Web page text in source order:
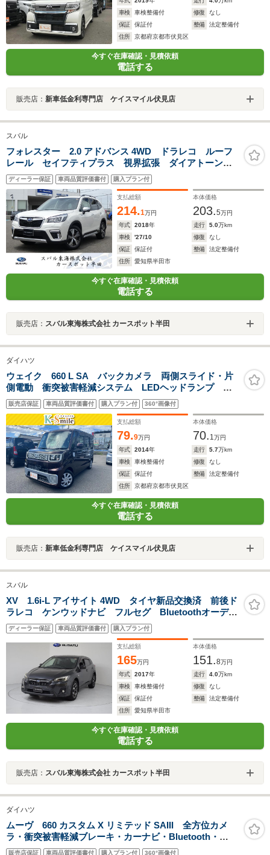
車検
車検整備付 修復
なし
保証
保証付 整備
法定整備付
住所
京都府京都市伏見区
今すぐ在庫確認・見積依頼
電話する
販売店： 新車低金利専門店 ケイスマイル伏見店
スバル
フォレスター 2.0 アドバンス 4WD ドラレコ ルーフ
レール セイフティプラス 視界拡張 ダイアトーンナ
ビ フルセグ Bluetoothオーディオ USB フロントカ
メラ サイドカメラ バックカメラ スマートリヤビュ
ーミラー ETC2.0
ディーラー保証 車両品質評価書付 購入プラン付
支払総額
214.1万円
本体価格
203.5万円
年式
2018年 走行 5.0万km
車検
'27/10 修復
なし
保証
保証付 整備
法定整備付
住所
愛知県半田市
今すぐ在庫確認・見積依頼
電話する
販売店： スバル東海株式会社 カースポット半田
ダイハツ
ウェイク 660 L SA バックカメラ 両側スライド・片
側電動 衝突被害軽減システム LEDヘッドランプ ス
マートキー アイドリングストップ 電動格納ミラー
ベンチシート CVT 盗難防止システム ABS CD
販売店保証 車両品質評価書付 購入プラン付 360°画像付
支払総額
79.9万円
本体価格
70. 1万円
年式
2014年 走行 5.7万km
車検
車検整備付 修復
なし
保証
保証付 整備
法定整備付
住所
京都府京都市伏見区
今すぐ在庫確認・見積依頼
電話する
販売店： 新車低金利専門店 ケイスマイル伏見店
スバル
XV 1.6i-L アイサイト 4WD タイヤ新品交換済 前後ド
ラレコ ケンウッドナビ フルセグ Bluetoothオーディ
オ USB バックカメラ ETC2.0 ハイビームアシス
ト リヤビークルディテクション LEDヘッドライト
ディーラー保証 車両品質評価書付 購入プラン付
支払総額
165万円
本体価格
151.8万円
年式
2017年 走行 4.0万km
車検
車検整備付 修復
なし
保証
保証付 整備
法定整備付
住所
愛知県半田市
今すぐ在庫確認・見積依頼
電話する
販売店： スバル東海株式会社 カースポット半田
ダイハツ
ムーヴ 660 カスタム X リミテッド SAIII 全方位カメ
ラ・衝突被害軽減ブレーキ・カーナビ・Bluetooth・
ETC・禁煙車・フルセグTV・CD/DVD再生・スマートキ
販売店保証 車両品質評価書付 購入プラン付 360°画像付